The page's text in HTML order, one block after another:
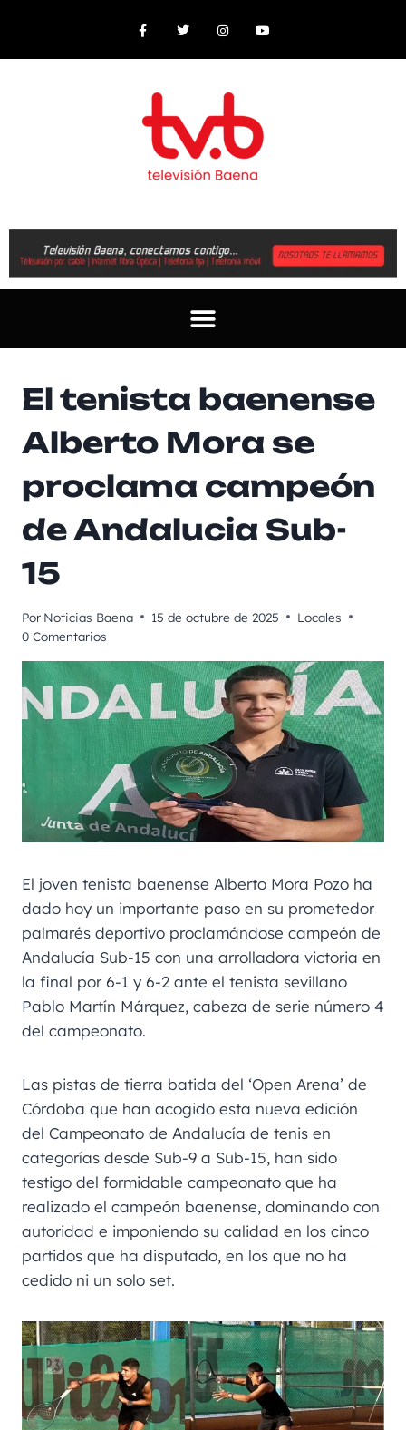
El tenista baenense
Alberto Mora se
proclama campeón
de Andalucia Sub-
15
Por Noticias Baena 15 de octubre de 2025
Locales
0 Comentarios
El joven tenista baenense Alberto Mora Pozo ha
dado hoy un importante paso en su prometedor
palmarés deportivo proclamándose campeón de
Andalucía Sub-15 con una arrolladora victoria en
la final por 6-1 y 6-2 ante el tenista sevillano
Pablo Martín Márquez, cabeza de serie número 4
del campeonato.
Las pistas de tierra batida del ‘Open Arena’ de
Córdoba que han acogido esta nueva edición
del Campeonato de Andalucía de tenis en
categorías desde Sub-9 a Sub-15, han sido
testigo del formidable campeonato que ha
realizado el campeón baenense, dominando con
autoridad e imponiendo su calidad en los cinco
partidos que ha disputado, en los que no ha
cedido ni un solo set.